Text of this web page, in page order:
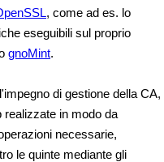
, come ad es. lo
eseguibili sul proprio
gnoMint.
di gestione della CA,
in modo da
necessarie,
le quinte mediante gli